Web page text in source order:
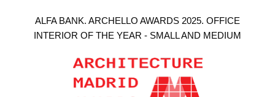
ALFA BANK. ARCHELLO AWARDS 2025. OFFICE
INTERIOR OF THE YEAR - SMALL AND MEDIUM